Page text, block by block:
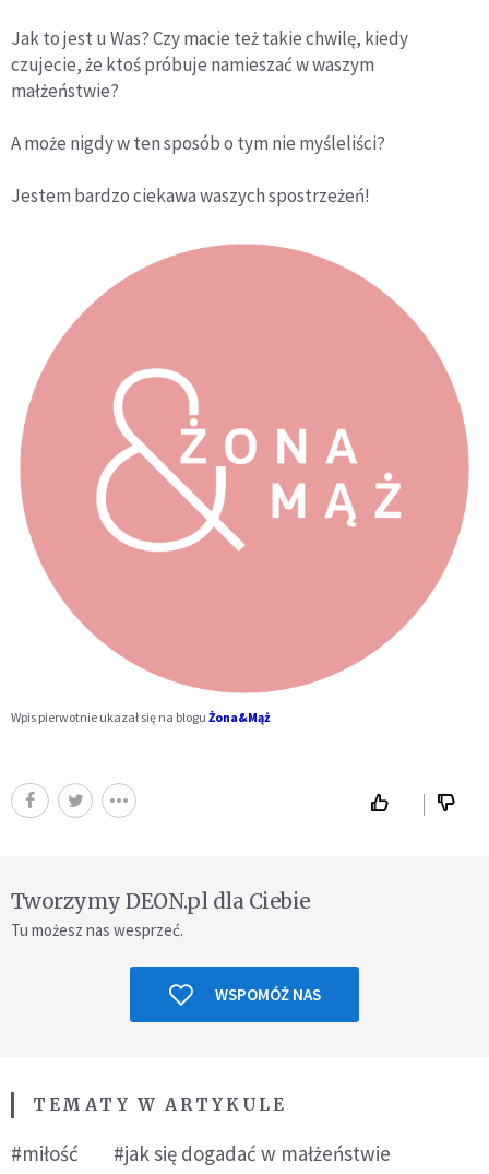
Jak to jest u Was? Czy macie też takie chwilę, kiedy
czujecie, że ktoś próbuje namieszać w waszym
małżeństwie?
A może nigdy w ten sposób o tym nie myśleliści?
Jestem bardzo ciekawa waszych spostrzeżeń!
Wpis pierwotnie ukazał się na blogu Żona&Mąż
Tworzymy DEON.pl dla Ciebie
Tu możesz nas wesprzeć.
WSPOMÓŻ NAS
TEMATY W ARTYKULE
#miłość
#jak się dogadać w małżeństwie